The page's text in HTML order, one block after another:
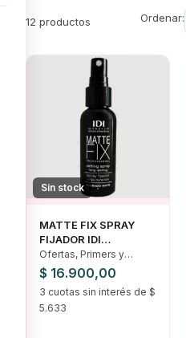
12 productos Ordenar:
Sin stock
MATTE FIX SPRAY
FIJADOR IDI
HIPOALERGENICO
Ofertas, Primers y
fijadores
$ 16.900,00
3 cuotas sin interés de $
5.633